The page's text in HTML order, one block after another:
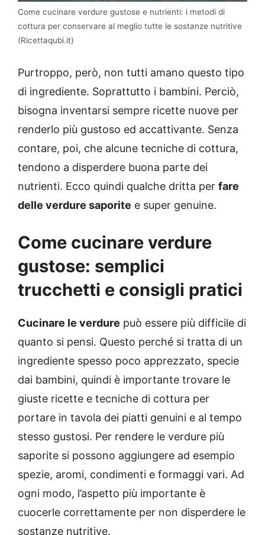
Come cucinare verdure gustose e nutrienti: i metodi di
cottura per conservare al meglio tutte le sostanze nutritive
(Ricettaqubi.it)
Purtroppo, però, non tutti amano questo tipo
di ingrediente. Soprattutto i bambini. Perciò,
bisogna inventarsi sempre ricette nuove per
renderlo più gustoso ed accattivante. Senza
contare, poi, che alcune tecniche di cottura,
tendono a disperdere buona parte dei
nutrienti. Ecco quindi qualche dritta per fare
delle verdure saporite e super genuine.
Come cucinare verdure
gustose: semplici
trucchetti e consigli pratici
Cucinare le verdure può essere più difficile di
quanto si pensi. Questo perché si tratta di un
ingrediente spesso poco apprezzato, specie
dai bambini, quindi è importante trovare le
giuste ricette e tecniche di cottura per
portare in tavola dei piatti genuini e al tempo
stesso gustosi. Per rendere le verdure più
saporite si possono aggiungere ad esempio
spezie, aromi, condimenti e formaggi vari. Ad
ogni modo, l’aspetto più importante è
cuocerle correttamente per non disperdere le
sostanze nutritive.